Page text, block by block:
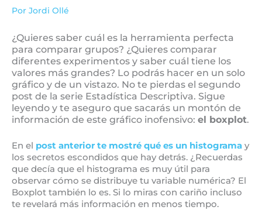
Por Jordi Ollé
¿Quieres saber cuál es la herramienta perfecta
para comparar grupos? ¿Quieres comparar
diferentes experimentos y saber cuál tiene los
valores más grandes? Lo podrás hacer en un solo
gráfico y de un vistazo. No te pierdas el segundo
post de la serie Estadística Descriptiva. Sigue
leyendo y te aseguro que sacarás un montón de
información de este gráfico inofensivo: el boxplot.
En el post anterior te mostré qué es un histograma y
los secretos escondidos que hay detrás. ¿Recuerdas
que decía que el histograma es muy útil para
observar cómo se distribuye tu variable numérica? El
Boxplot también lo es. Si lo miras con cariño incluso
te revelará más información en menos tiempo.